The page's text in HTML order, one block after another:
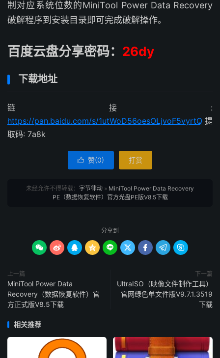
制对应系统位数的MiniTool Power Data Recovery
破解程序到安装目录即可完成破解操作。
百度云盘分享密码： 26dy
下载地址
链接:
https://pan.baidu.com/s/1utWoD56oesOLjvoF5vyrtQ 提
取码: 7a8k
 赞(0) 打赏
未经允许不得转载： 字节律动 » MiniTool Power Data Recovery
PE（数据恢复软件）官方光盘PE版V8.5下载
分享到
        
上一篇
MiniTool Power Data
Recovery（数据恢复软件）官
方正式版V8.5下载
下一篇
UltraISO（映像文件制作工具）
官网绿色单文件版V9.7.1.3519
下载
相关推荐